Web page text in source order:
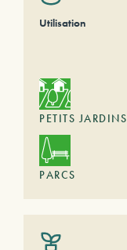
Utilisation
PETITS JARDINS
PARCS